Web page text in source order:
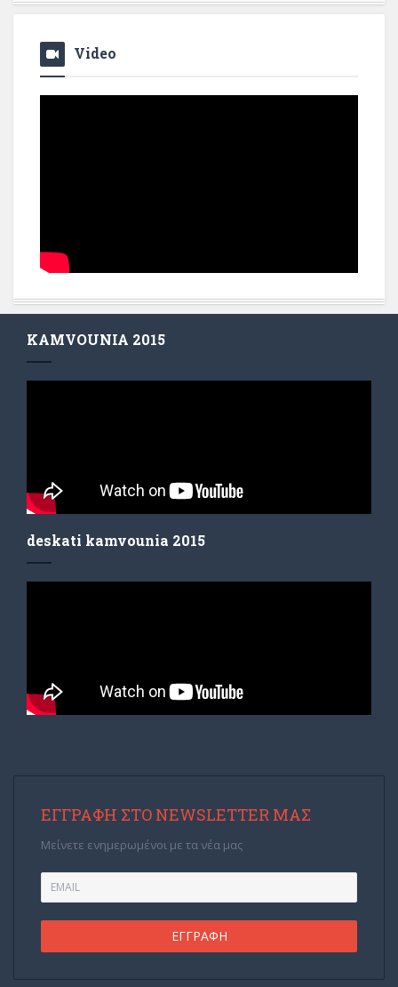
Video
KAMVOUNIA 2015
deskati kamvounia 2015
ΕΓΓΡΑΦΉ ΣΤΟ NEWSLETTER ΜΑΣ
Μείνετε ενημερωμένοι με τα νέα μας